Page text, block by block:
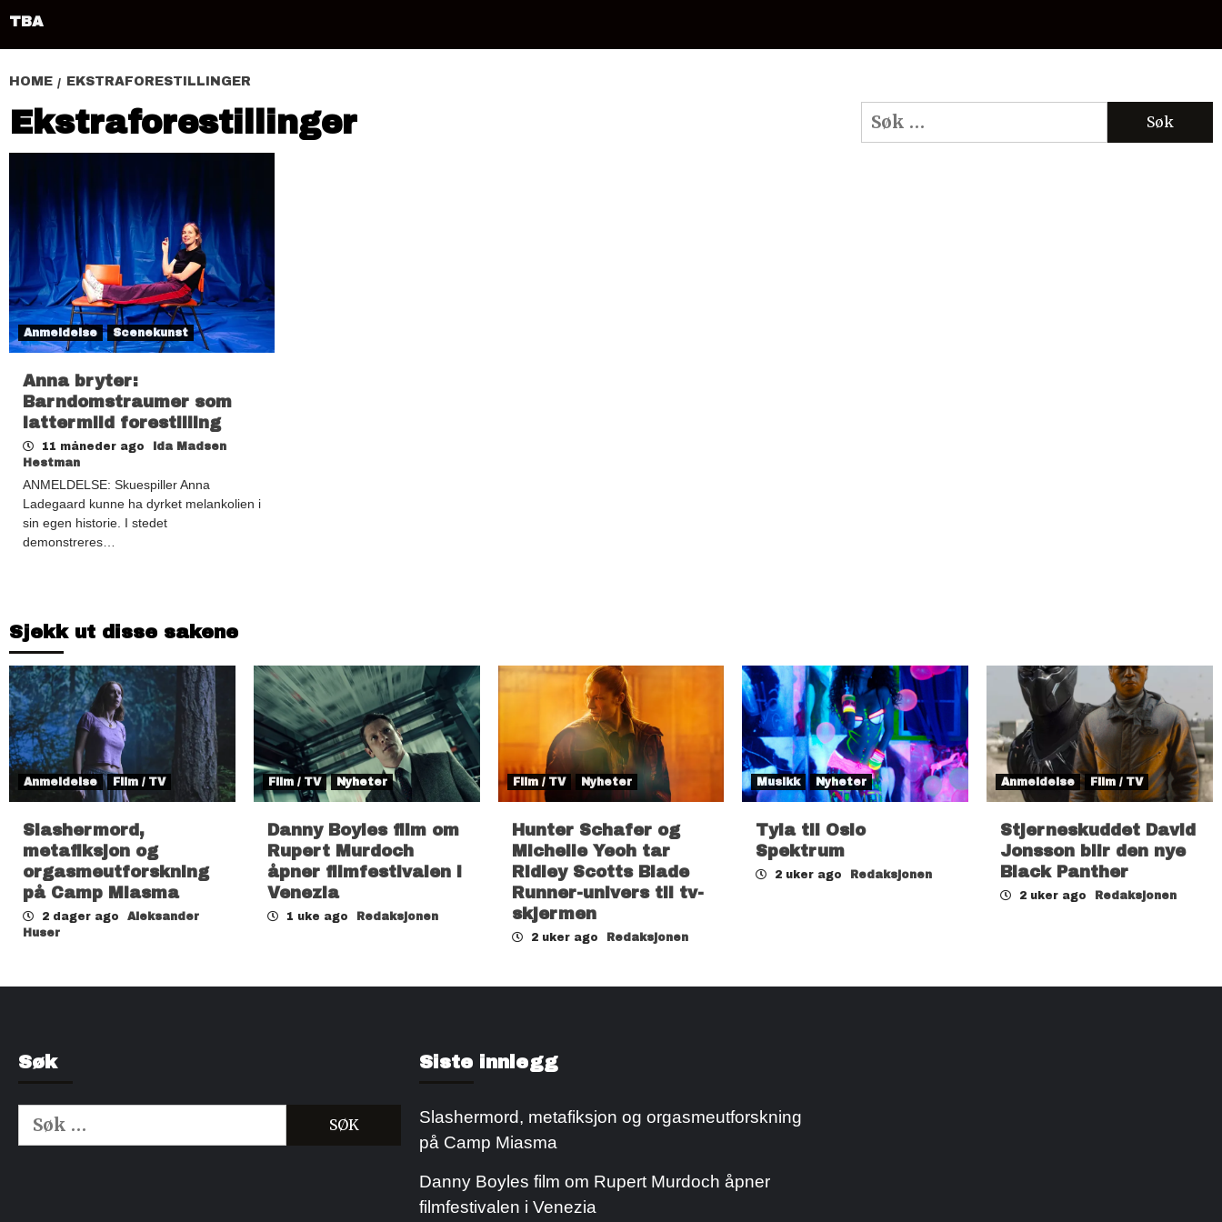
TBA
HOME EKSTRAFORESTILLINGER
Ekstraforestillinger
Anmeldelse Scenekunst
Anna bryter:
Barndomstraumer som
lattermild forestilling
11 måneder ago
Ida Madsen
Hestman
ANMELDELSE: Skuespiller Anna
Ladegaard kunne ha dyrket melankolien i
sin egen historie. I stedet
demonstreres…
Søk
etter:
Sjekk ut disse sakene
Anmeldelse Film / TV
Slashermord,
metafiksjon og
orgasmeutforskning
på Camp Miasma
2 dager ago
Aleksander
Huser
Film / TV Nyheter
Danny Boyles film om
Rupert Murdoch
åpner filmfestivalen i
Venezia
1 uke ago Redaksjonen
Film / TV Nyheter
Hunter Schafer og
Michelle Yeoh tar
Ridley Scotts Blade
Runner-univers til tv-
skjermen
2 uker ago Redaksjonen
Musikk Nyheter
Tyla til Oslo
Spektrum
2 uker ago Redaksjonen
Anmeldelse Film / TV
Stjerneskuddet David
Jonsson blir den nye
Black Panther
2 uker ago Redaksjonen
Søk
Søk
etter:
Siste innlegg
Slashermord, metafiksjon og orgasmeutforskning
på Camp Miasma
Danny Boyles film om Rupert Murdoch åpner
filmfestivalen i Venezia